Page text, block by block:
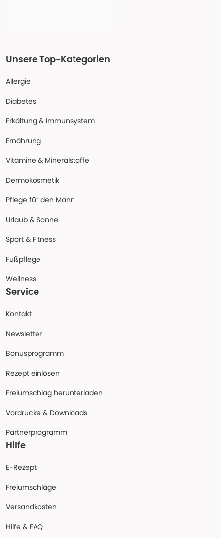
Unsere Top-Kategorien
Allergie
Diabetes
Erkältung & Immunsystem
Ernährung
Vitamine & Mineralstoffe
Dermokosmetik
Pflege für den Mann
Urlaub & Sonne
Sport & Fitness
Fußpflege
Wellness
Service
Kontakt
Newsletter
Bonusprogramm
Rezept einlösen
Freiumschlag herunterladen
Vordrucke & Downloads
Partnerprogramm
Hilfe
E-Rezept
Freiumschläge
Versandkosten
Hilfe & FAQ